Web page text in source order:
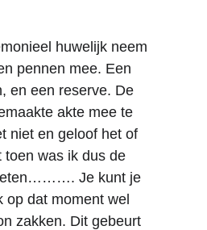
huwelijk neem
pennen mee. Een
en een reserve. De
akte mee te
niet en geloof het of
was ik dus de
Je kunt je
op dat moment wel
zakken. Dit gebeurt